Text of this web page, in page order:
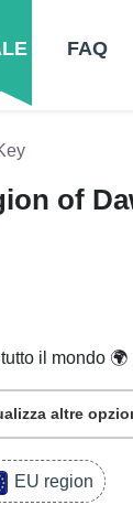
FAQ
of
il mondo 🌍
altre
EU region